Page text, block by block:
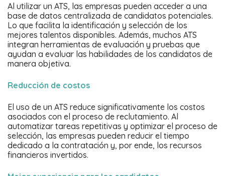
Al utilizar un ATS, las empresas pueden acceder a una
base de datos centralizada de candidatos potenciales.
Lo que facilita la identificación y selección de los
mejores talentos disponibles. Además, muchos ATS
integran herramientas de evaluación y pruebas que
ayudan a evaluar las habilidades de los candidatos de
manera objetiva.
Reducción de costos
El uso de un ATS reduce significativamente los costos
asociados con el proceso de reclutamiento. Al
automatizar tareas repetitivas y optimizar el proceso de
selección, las empresas pueden reducir el tiempo
dedicado a la contratación y, por ende, los recursos
financieros invertidos.